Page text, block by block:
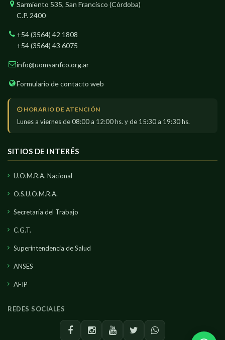
Sarmiento 535, San Francisco (Córdoba)
C.P. 2400
+54 (3564) 42 1808
+54 (3564) 43 6075
info@uomsanfco.org.ar
Formulario de contacto web
HORARIO DE ATENCIÓN
Lunes a viernes de 08:00 a 12:00 hs. y de 15:30 a 19:30 hs.
SITIOS DE INTERÉS
U.O.M.R.A. Nacional
O.S.U.O.M.R.A.
Secretaría del Trabajo
C.G.T.
Superintendencia de Salud
ANSES
AFIP
REDES SOCIALES